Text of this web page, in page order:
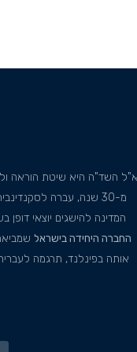
השד"ה היא שיטת הוראה
מ-30 שנה, עברה
המדינה להישגים יוצאי דופן
החברה היחידה בישראל
אותה בפינלנד, תרגמה